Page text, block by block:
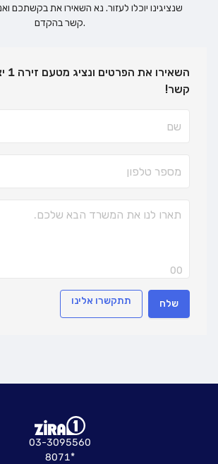
שנציגינו יוכלו לעזור. נא השאירו את בקשתכם
קשר בהקדם.
קשר!
00
שלח תתקשרו אלינו
03-3095560
8071*